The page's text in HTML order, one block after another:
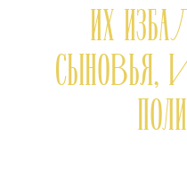
ИХ
СЫНОВЬЯ,